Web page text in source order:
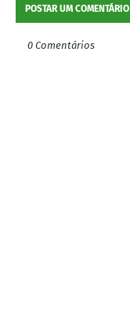
POSTAR UM COMENTÁRIO
0 Comentários